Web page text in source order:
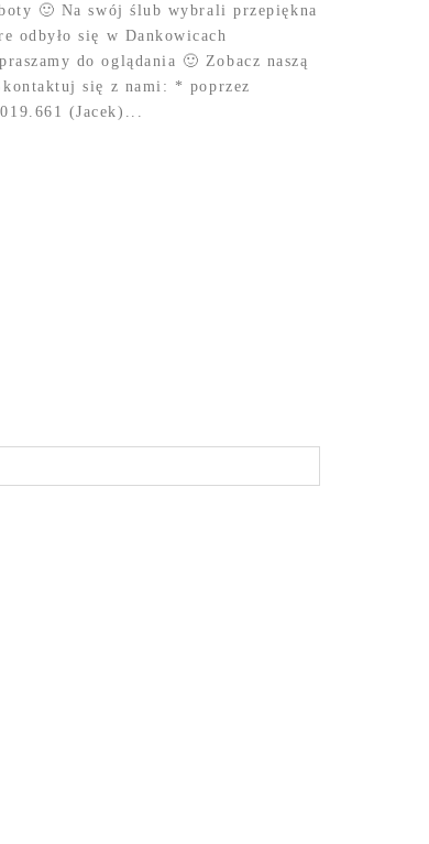
🙂 Na swój ślub wybrali przepiękna
odbyło się w Dankowicach
do oglądania 🙂 Zobacz naszą
się z nami: * poprzez
(Jacek)...